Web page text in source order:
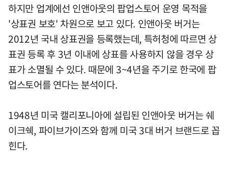
하지만 업계에선 인앤아웃의 팝업스토어 운영 목적을
'상표권 보호' 차원으로 보고 있다. 인앤아웃 버거는
2012년 국내 상표권을 등록했는데, 특허청에 따르면 상
표권 등록 후 3년 이내에 상표를 사용하지 않을 경우 상
표가 소멸될 수 있다. 때문에 3~4년을 주기로 한국에 팝
업스토어를 연다는 분석이다.
1948년 미국 캘리포니아에 설립된 인앤아웃 버거는 쉐
이크쉑, 파이브가이즈와 함께 미국 3대 버거 브랜드로 꼽
힌다.